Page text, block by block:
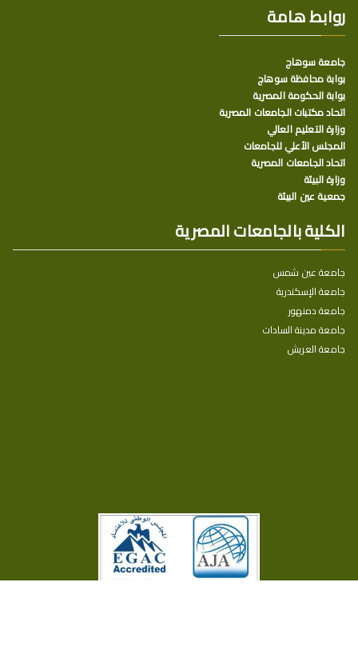
روابط هامة
جامعة سوهاج
بوابة محافظة سوهاج
بوابة الحكومة المصرية
اتحاد مكتبات الجامعات المصرية
وزارة التعليم العالي
المجلس الأعلي للجامعات
اتحاد الجامعات المصرية
وزارة البيئة
جمعية عين البيئة
الكلية بالجامعات المصرية
جامعة عين شمس
جامعة الإسكندرية
جامعة دمنهور
جامعة مدينة السادات
جامعة العريش